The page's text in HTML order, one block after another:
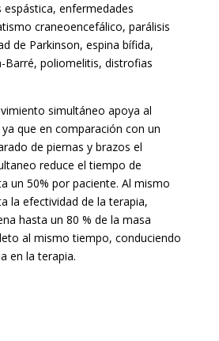
espástica, enfermedades
craneoencefálico, parálisis
de Parkinson, espina bífida,
Barré, poliomelitis, distrofias
simultáneo apoya al
que en comparación con un
de piernas y brazos el
reduce el tiempo de
un 50% por paciente. Al mismo
la efectividad de la terapia,
hasta un 80 % de la masa
al mismo tiempo, conduciendo
en la terapia.